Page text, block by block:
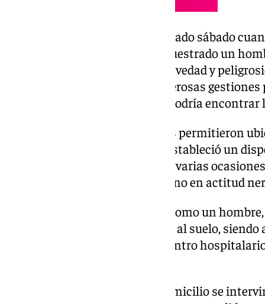
La investigación se inició el pasado sábado
la tarde anterior había sido secuestrado un
provincia de Málaga. Ante la gravedad y
investigadores realizaron numerosas
exacta de la vivienda donde se podría
Una vez que las investigaciones permitieron
encontraba el secuestrado, se estableció un
como varios hombres salían en varias
tiempo que hablaban por teléfono en actitud
Instantes después detectaron como un
descolgaba por un balcón y caía al suelo,
los agentes y trasladado a un centro
En el registro realizado en el domicilio se